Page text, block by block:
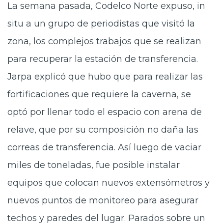
La semana pasada, Codelco Norte expuso, in
situ a un grupo de periodistas que visitó la
zona, los complejos trabajos que se realizan
para recuperar la estación de transferencia.
Jarpa explicó que hubo que para realizar las
fortificaciones que requiere la caverna, se
optó por llenar todo el espacio con arena de
relave, que por su composición no daña las
correas de transferencia. Así luego de vaciar
miles de toneladas, fue posible instalar
equipos que colocan nuevos extensómetros y
nuevos puntos de monitoreo para asegurar
techos y paredes del lugar. Parados sobre un